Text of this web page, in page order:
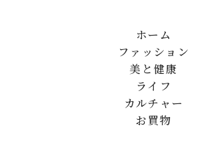
ホーム
ファッション
美と健康
ライフ
カルチャー
お買物